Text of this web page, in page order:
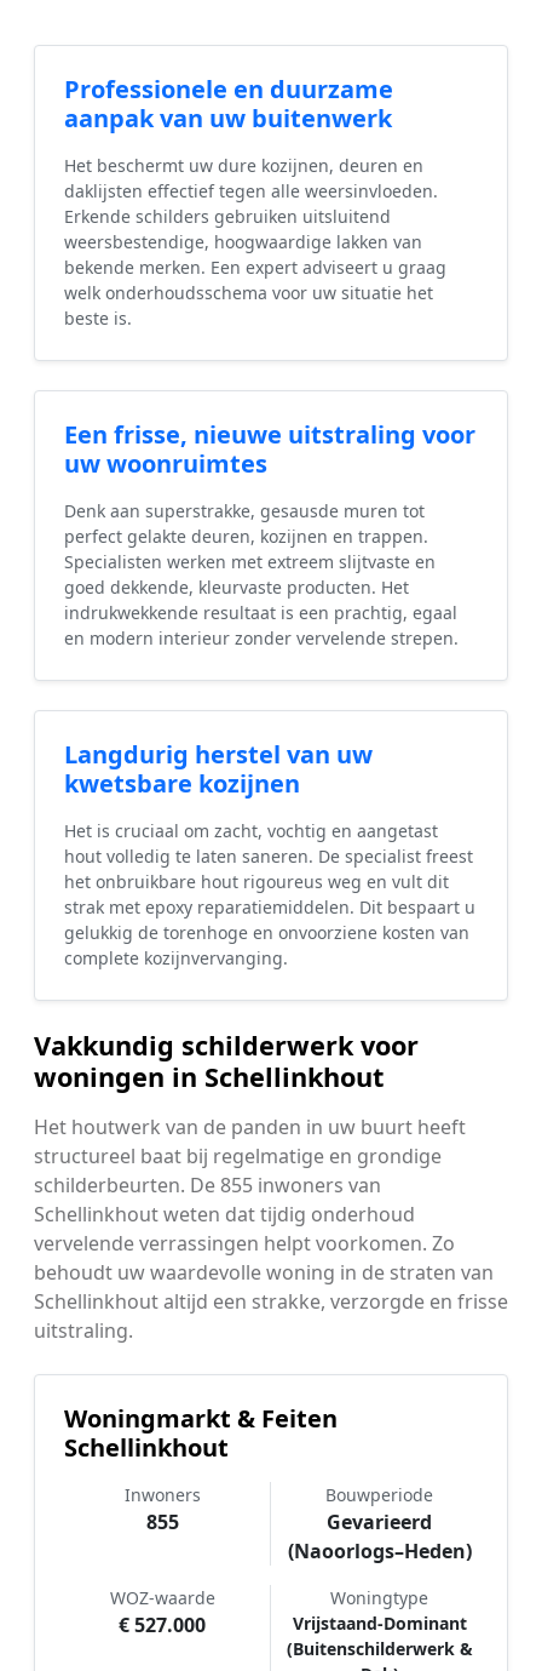
Professionele en duurzame
aanpak van uw buitenwerk
Het beschermt uw dure kozijnen, deuren en
daklijsten effectief tegen alle weersinvloeden.
Erkende schilders gebruiken uitsluitend
weersbestendige, hoogwaardige lakken van
bekende merken. Een expert adviseert u graag
welk onderhoudsschema voor uw situatie het
beste is.
Een frisse, nieuwe uitstraling voor
uw woonruimtes
Denk aan superstrakke, gesausde muren tot
perfect gelakte deuren, kozijnen en trappen.
Specialisten werken met extreem slijtvaste en
goed dekkende, kleurvaste producten. Het
indrukwekkende resultaat is een prachtig, egaal
en modern interieur zonder vervelende strepen.
Langdurig herstel van uw
kwetsbare kozijnen
Het is cruciaal om zacht, vochtig en aangetast
hout volledig te laten saneren. De specialist freest
het onbruikbare hout rigoureus weg en vult dit
strak met epoxy reparatiemiddelen. Dit bespaart u
gelukkig de torenhoge en onvoorziene kosten van
complete kozijnvervanging.
Vakkundig schilderwerk voor
woningen in Schellinkhout
Het houtwerk van de panden in uw buurt heeft
structureel baat bij regelmatige en grondige
schilderbeurten. De 855 inwoners van
Schellinkhout weten dat tijdig onderhoud
vervelende verrassingen helpt voorkomen. Zo
behoudt uw waardevolle woning in de straten van
Schellinkhout altijd een strakke, verzorgde en frisse
uitstraling.
Woningmarkt & Feiten
Schellinkhout
Inwoners
855
Bouwperiode
Gevarieerd
(Naoorlogs–Heden)
WOZ-waarde
€ 527.000
Woningtype
Vrijstaand-Dominant
(Buitenschilderwerk &